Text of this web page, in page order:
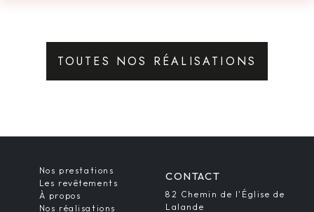
TOUTES NOS RÉALISATIONS
Nos prestations
Les revêtements
À propos
Nos réalisations
CONTACT
82 Chemin de l'Église de
Lalande